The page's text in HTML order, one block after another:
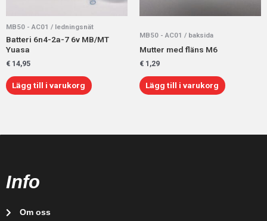
MB50 - AC01 / ledningsnät
Batteri 6n4-2a-7 6v MB/MT
Yuasa
€ 14,95
Lägg till i varukorg
MB50 - AC01 / baksida
Mutter med fläns M6
€ 1,29
Lägg till i varukorg
Info
Om oss